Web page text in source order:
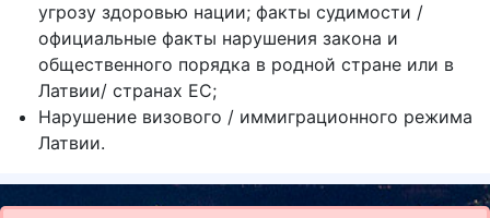
угрозу здоровью нации; факты судимости /
официальные факты нарушения закона и
общественного порядка в родной стране или в
Латвии/ cтранах ЕС;
Нарушение визового / иммиграционного режима
Латвии.